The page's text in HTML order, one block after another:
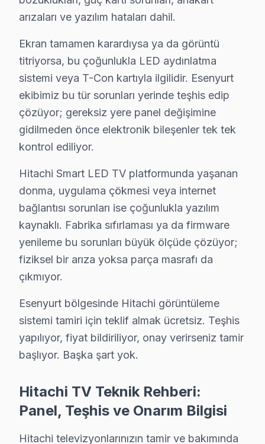
İstanbul Avrupa Yakası içinde yer alan Esenyurt,
Hitachi televizyonlar kaliteli yapısıyla öne çıksa da
Hitachi UHD ve VA Panel modellerde en yaygın
Panel sorunu da Hitachi kullanıcılarının sıkça
T-Con kart: Hitachi'ın UHD mimarisi, bu tür
Son olarak Ses sistemi: Esenyurt bölgesinde buna
» Esenyurt'de Hitachi VA Panel ve IPS panel
Esenyurt Hitachi TV Arızaları –
Esenyurt'de Hitachi akıllı TV arızası yaşanınca ilk
Ekran tamamen karardıysa ya da görüntü titriyorsa,
Hitachi Smart LED TV platformunda yaşanan donma,
Esenyurt bölgesinde Hitachi görüntüleme sistemi
Hitachi televizyonlarınızın tamir ve bakımında
Hitachi TV Teknik Profil ve Servis Rehberi
Hitachi televizyon ünitesi'lerde En Sık Karşılaşılan
Hitachi servisimizde en yaygın Ana kart lehim
arızaları ve yazılım hataları dahil.
Ekran tamamen karardıysa ya da görüntü
titriyorsa, bu çoğunlukla LED aydınlatma
sistemi veya T-Con kartıyla ilgilidir. Esenyurt
ekibimiz bu tür sorunları yerinde teşhis edip
çözüyor; gereksiz yere panel değişimine
gidilmeden önce elektronik bileşenler tek tek
kontrol ediliyor.
Hitachi Smart LED TV platformunda yaşanan
donma, uygulama çökmesi veya internet
bağlantısı sorunları ise çoğunlukla yazılım
kaynaklı. Fabrika sıfırlaması ya da firmware
yenileme bu sorunları büyük ölçüde çözüyor;
fiziksel bir arıza yoksa parça masrafı da
çıkmıyor.
Esenyurt bölgesinde Hitachi görüntüleme
sistemi tamiri için teklif almak ücretsiz. Teşhis
yapılıyor, fiyat bildiriliyor, onay verirseniz tamir
başlıyor. Başka şart yok.
Hitachi TV Teknik Rehberi:
Panel, Teşhis ve Onarım Bilgisi
Hitachi televizyonlarınızın tamir ve bakımında